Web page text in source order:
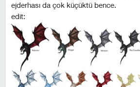
ejderhası da çok küçüktü bence.
edit: